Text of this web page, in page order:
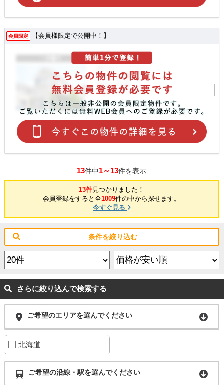
会員限定 【会員様限定で公開中！】
13件中1～13件を表示
13件見つかりました！
会員登録をすると全1009件の中から探せます。
今すぐ見る
条件を絞り込む
さらに絞り込んで検索する
ご希望のエリアを選んでください
北海道
ご希望の沿線・駅を選んでください